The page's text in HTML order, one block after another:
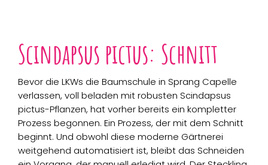
Scindapsus pictus: Schnitt
Bevor die LKWs die Baumschule in Sprang Capelle
verlassen, voll beladen mit robusten Scindapsus
pictus-Pflanzen, hat vorher bereits ein kompletter
Prozess begonnen. Ein Prozess, der mit dem Schnitt
beginnt. Und obwohl diese moderne Gärtnerei
weitgehend automatisiert ist, bleibt das Schneiden